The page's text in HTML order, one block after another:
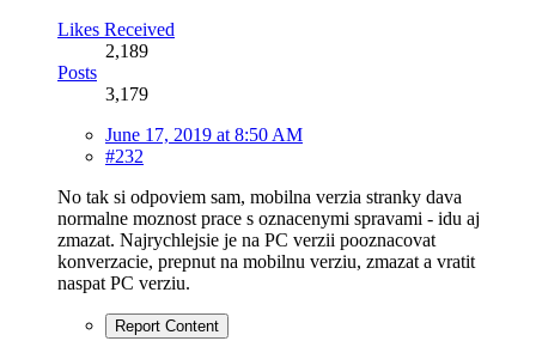
Likes Received
2,189
Posts
3,179
June 17, 2019 at 8:50 AM
#232
No tak si odpoviem sam, mobilna verzia stranky dava
normalne moznost prace s oznacenymi spravami - idu aj
zmazat. Najrychlejsie je na PC verzii pooznacovat
konverzacie, prepnut na mobilnu verziu, zmazat a vratit
naspat PC verziu.
Report Content